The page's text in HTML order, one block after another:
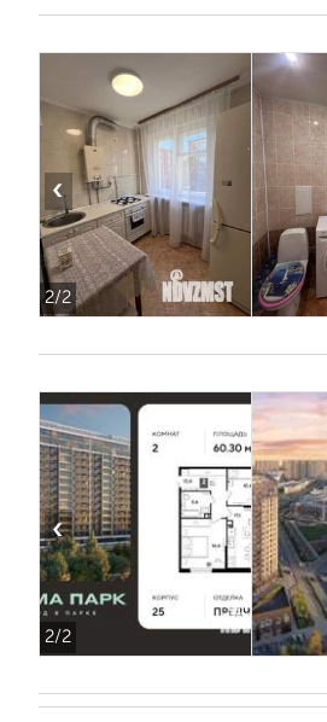
2/2
‹
2/2
‹